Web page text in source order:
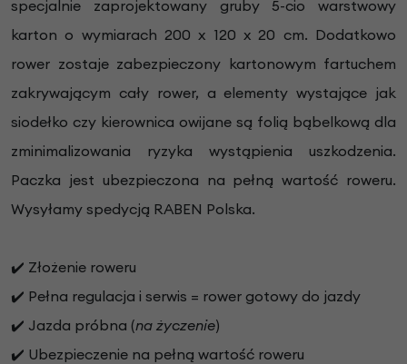
specjalnie zaprojektowany gruby 5-cio warstwowy
karton o wymiarach 200 x 120 x 20 cm. Dodatkowo
rower zostaje zabezpieczony kartonowym fartuchem
zakrywającym cały rower, a elementy wystające jak
siodełko czy kierownica owijane są folią bąbelkową dla
zminimalizowania ryzyka wystąpienia uszkodzenia.
Paczka jest ubezpieczona na pełną wartość roweru.
Wysyłamy spedycją RABEN Polska.
✔️ Złożenie roweru
✔️ Pełna regulacja i serwis = rower gotowy do jazdy
✔️ Jazda próbna (na życzenie)
✔️ Ubezpieczenie na pełną wartość roweru